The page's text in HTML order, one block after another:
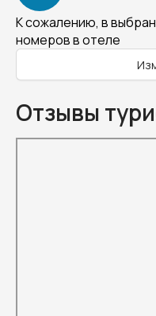
К сожалению, в
номеров в отеле
Отзывы